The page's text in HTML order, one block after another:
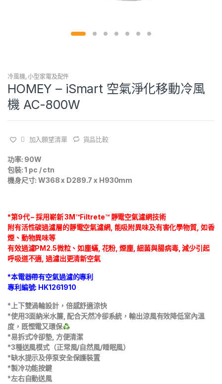
冷風機,小型家電及配件
HOMEY – iSmart 空氣淨化移動冷風
機 AC-800W
加入願望清單 貨品比較
功率: 90W
包裝: 1 pc / ctn
機身尺寸: W368 x D289.7 x H930mm
*第9代 – 採用嶄新 3M™Filtrete™ 靜電空氣濾網技術
附有活性碳過濾層的靜電空氣濾網, 能吸附異味及有害化學物質, 如香
煙、動物異味等
有效過濾PM2.5微粒、如塵蟎, 花粉, 煙塵, 細菌與腸病毒, 減少引起
呼吸道不適, 過濾出更清新空氣
*本電器帶有空氣過濾的專利
專利編號: HK1261910
*上下雙渦輪設計，倍感舒適涼快
*使用3面納米水簾, 配合天然冷卻系統，輸出涼風有效降低室內溫
度，既慳電又環保
*易拆式冷卻墊, 方便清潔
*3種送風模式（正常風/自然風/睡眠風）
*缺水提示及停泵安全保護裝置
*製冷功能按鍵
*左右自動送風